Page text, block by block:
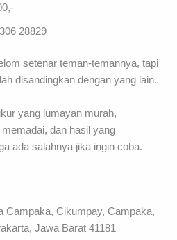
28829
setenar teman-temannya, tapi
disandingkan dengan yang lain.
yang lumayan murah,
dan hasil yang
ada salahnya jika ingin coba.
Campaka, Cikumpay, Campaka,
Jawa Barat 41181